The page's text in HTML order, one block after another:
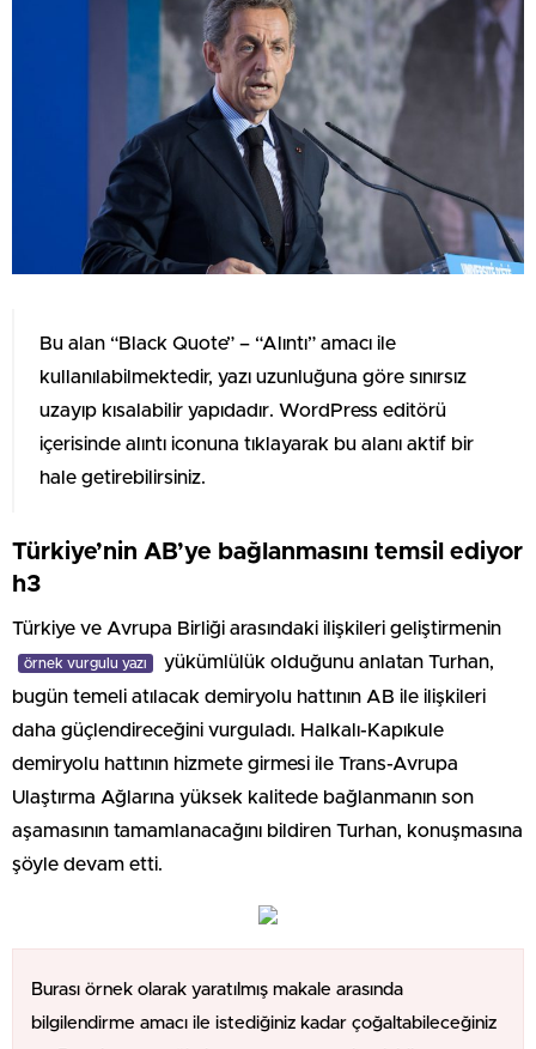
Bu alan “Black Quote” – “Alıntı” amacı ile
kullanılabilmektedir, yazı uzunluğuna göre sınırsız
uzayıp kısalabilir yapıdadır. WordPress editörü
içerisinde alıntı iconuna tıklayarak bu alanı aktif bir
hale getirebilirsiniz.
Türkiye’nin AB’ye bağlanmasını temsil ediyor
h3
Türkiye ve Avrupa Birliği arasındaki ilişkileri geliştirmenin
örnek vurgulu yazı
yükümlülük olduğunu anlatan Turhan,
bugün temeli atılacak demiryolu hattının AB ile ilişkileri
daha güçlendireceğini vurguladı. Halkalı-Kapıkule
demiryolu hattının hizmete girmesi ile Trans-Avrupa
Ulaştırma Ağlarına yüksek kalitede bağlanmanın son
aşamasının tamamlanacağını bildiren Turhan, konuşmasına
şöyle devam etti.
Burası örnek olarak yaratılmış makale arasında
bilgilendirme amacı ile istediğiniz kadar çoğaltabileceğiniz